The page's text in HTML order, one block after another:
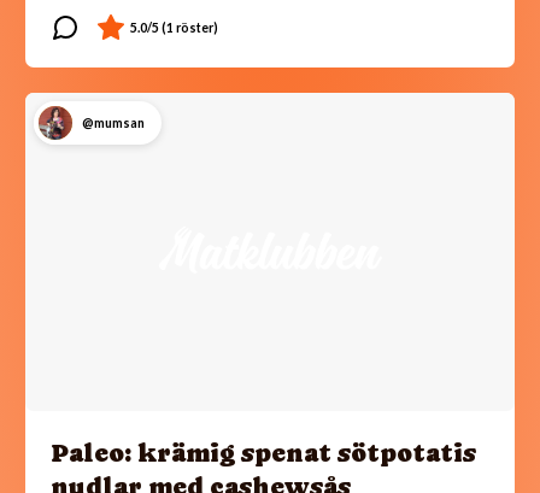
@mumsan
Paleo: krämig spenat sötpotatis
nudlar med cashewsås